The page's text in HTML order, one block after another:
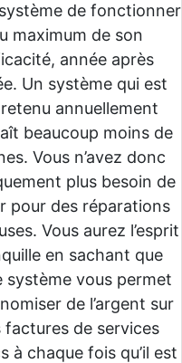
de fonctionner
maximum de son
année après
Un système qui est
annuellement
beaucoup moins de
Vous n’avez donc
plus besoin de
pour des réparations
Vous aurez l’esprit
en sachant que
système vous permet
de l’argent sur
factures de services
à chaque fois qu’il est